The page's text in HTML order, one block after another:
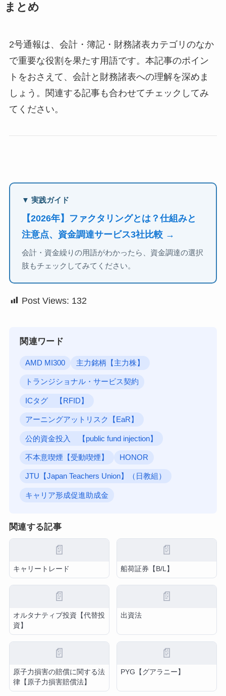
まとめ
2号通報は、会計・簿記・財務諸表カテゴリのなか
で重要な役割を果たす用語です。本記事のポイン
トをおさえて、会計と財務諸表への理解を深めま
しょう。関連する記事も合わせてチェックしてみ
てください。
▼ 実践ガイド
【2026年】ファクタリングとは？仕組みと
注意点、資金調達サービス3社比較 →
会計・資金繰りの用語がわかったら、資金調達の選択
肢もチェックしてみてください。
Post Views: 132
関連ワード
AMD MI300 主力銘柄【主力株】
トランジショナル・サービス契約
ICタグ 【RFID】
アーニングアットリスク【EaR】
公的資金投入 【public fund injection】
不本意喫煙【受動喫煙】 HONOR
JTU【Japan Teachers Union】（日教組）
キャリア形成促進助成金
関連する記事
📄
キャリートレード
📄
船荷証券【B/L】
📄
オルタナティブ投資【代替投
資】
📄
出資法
📄
原子力損害の賠償に関する法
律【原子力損害賠償法】
📄
PYG【グアラニー】